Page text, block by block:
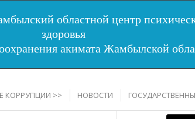
областной центр
здоровья
акимата Жамбылской
КОРРУПЦИИ >> НОВОСТИ